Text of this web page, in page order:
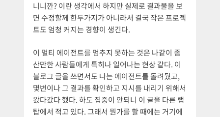
니니깐? 이란 생각에서 하지만 실제로 결과물을 보
면 수정할께 한두가지가 아니라서 결국 작은 프로젝
트도 엄청 커지는 경향이 생긴다.
이 멀티 에이전트를 멈추지 못하는 것은 나같이 좀
산만한 사람들에게 특히나 일어나는 현상 같다. 이
블로그 글을 쓰면서도 나는 에이전트를 돌려뒀고,
몇번이나 그 결과를 확인하고 지시를 내리기 위해서
왔다갔다 했다. 하도 집중이 안되니 이 글을 다른 랩
탑에서 적고 있다. 그래서 뭔가를 할 때에는 거기에